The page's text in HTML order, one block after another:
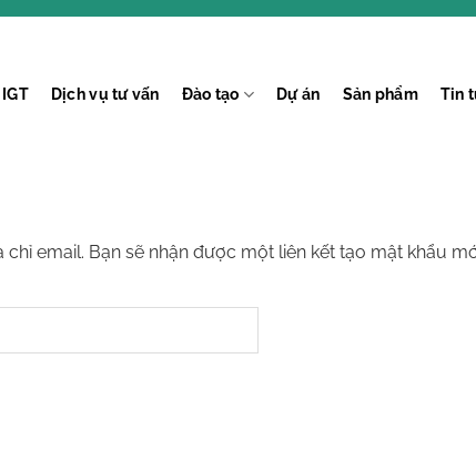
IGT Dịch vụ tư vấn Đào tạo Dự án Sản phẩm Tin
email. Bạn sẽ nhận được một liên kết tạo mật khẩu